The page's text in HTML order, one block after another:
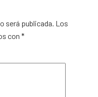
será publicada. Los
con *